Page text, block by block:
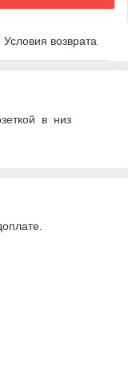
Условия возврата
в низ